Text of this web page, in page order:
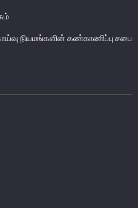
நியமங்களின் கண்காணிப்பு சபை